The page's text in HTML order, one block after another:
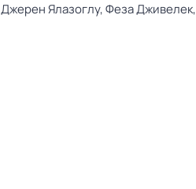
Джерен Ялазоглу,Феза Дживелек,